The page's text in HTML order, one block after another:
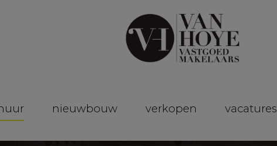
nieuwbouw verkopen vacatures